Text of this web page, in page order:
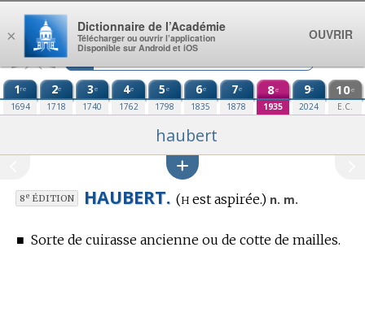
Aller au contenu
1re
1694
2e
1718
3e
1740
4e
1762
5e
1798
6e
1835
7e
1878
8e
1935
9e
2024
10e
E.C.
haubert
8eÉDITION HAUBERT. (h est aspirée.) n. m.
■ Sorte de cuirasse ancienne ou de cotte de mailles.
×
Dictionnaire de l’Académie
Télécharger ou ouvrir l’application
Disponible sur Android et iOS
OUVRIR